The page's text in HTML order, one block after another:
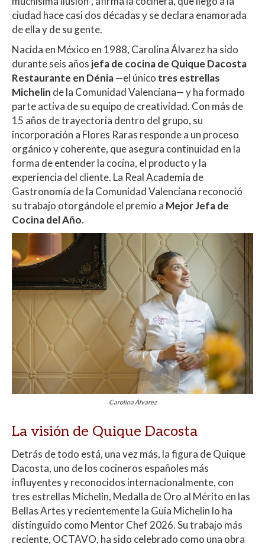
ciudad hace casi dos décadas y se declara enamorada
de ella y de su gente.
Nacida en México en 1988, Carolina Álvarez ha sido
durante seis años jefa de cocina de Quique Dacosta
Restaurante en Dénia—el único tres estrellas
Michelin de la Comunidad Valenciana— y ha formado
parte activa de su equipo de creatividad. Con más de
15 años de trayectoria dentro del grupo, su
incorporación a Flores Raras responde a un proceso
orgánico y coherente, que asegura continuidad en la
forma de entender la cocina, el producto y la
experiencia del cliente. La Real Academia de
Gastronomía de la Comunidad Valenciana reconoció
su trabajo otorgándole el premio a Mejor Jefa de
Cocina del Año.
Carolina Álvarez
La visión de Quique Dacosta
Detrás de todo está, una vez más, la figura de Quique
Dacosta, uno de los cocineros españoles más
influyentes y reconocidos internacionalmente, con
tres estrellas Michelin, Medalla de Oro al Mérito en las
Bellas Artes y recientemente la Guía Michelin lo ha
distinguido como Mentor Chef 2026. Su trabajo más
reciente, OCTAVO, ha sido celebrado como una obra